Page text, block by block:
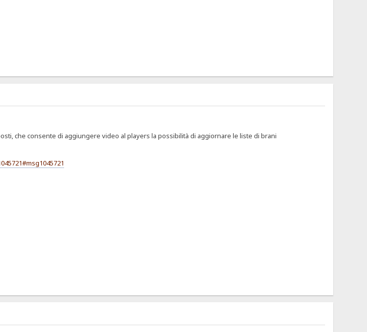
che consente di aggiungere video al players la possibilità di aggiornare le liste di brani